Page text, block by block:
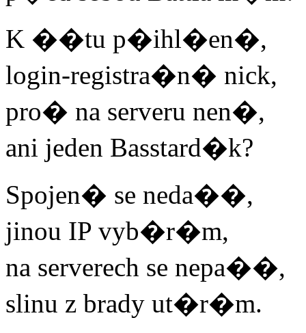
K ��tu p�ihl�en�,
login-registra�n� nick,
pro� na serveru nen�,
ani jeden Basstard�k?
Spojen� se neda��,
jinou IP vyb�r�m,
na serverech se nepa��,
slinu z brady ut�r�m.